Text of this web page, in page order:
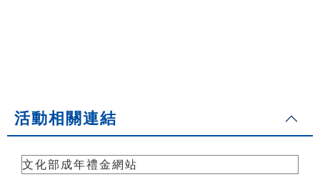
活動相關連結
文化部成年禮金網站